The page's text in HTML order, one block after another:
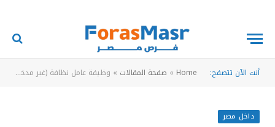
أنت الآن تتصفح: Home
» صفحة المقالات » وظيفة عامل نظافة (غير مدخن) في المنشية – الإسكندرية
داخل مصر